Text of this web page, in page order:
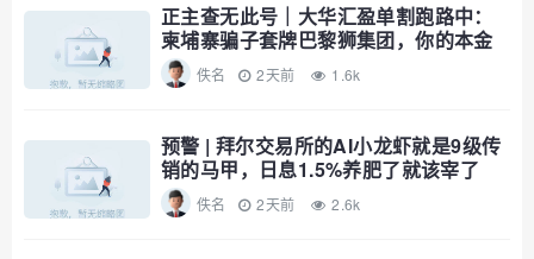
正主查无此号｜大华汇盈单割跑路中：
柬埔寨骗子套牌巴黎狮集团，你的本金
已清零
佚名 2天前 1.6k
预警 | 拜尔交易所的AI小龙虾就是9级传
销的马甲，日息1.5%养肥了就该宰了
佚名 2天前 2.6k